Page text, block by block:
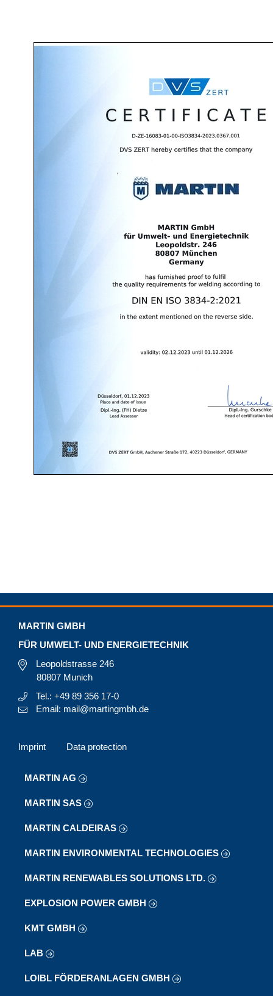
MARTIN GMBH
FÜR UMWELT- UND ENERGIETECHNIK
Leopoldstrasse 246
80807 Munich
Tel.: +49 89 356 17-0
Email: mail@martingmbh.de
Imprint Data protection
MARTIN AG
MARTIN SAS
MARTIN CALDEIRAS
MARTIN ENVIRONMENTAL TECHNOLOGIES
MARTIN RENEWABLES SOLUTIONS LTD.
EXPLOSION POWER GMBH
KMT GMBH
LAB
LOIBL FÖRDERANLAGEN GMBH